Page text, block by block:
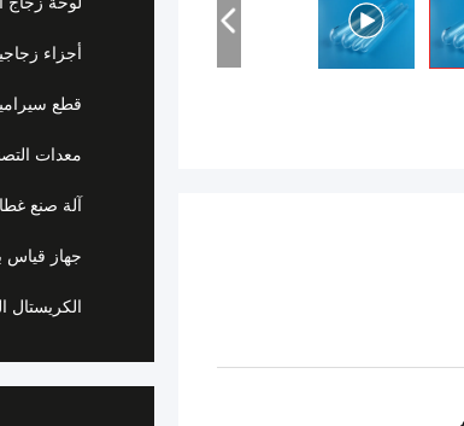
أجزاء
قطع
معدات
آلة صنع
جهاز
الكريستال